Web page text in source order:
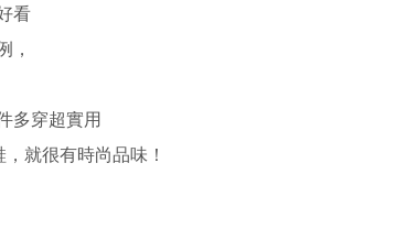
看
，
多穿超實用
就很有時尚品味！